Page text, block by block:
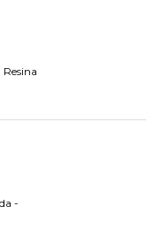
-